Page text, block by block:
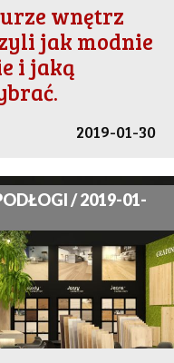
wnętrz
jak modnie
i jaką
2019-01-30
/ 2019-01-